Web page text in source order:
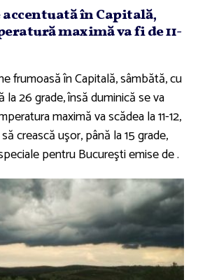
în Capitală,
maximă va fi de 11-
frumoasă în Capitală, sâmbătă, cu
26 grade, însă duminică se va
maximă va scădea la 11-12,
crească uşor, până la 15 grade,
pentru Bucureşti emise de .